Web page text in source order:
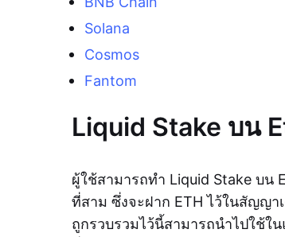
Solana
Cosmos
Fantom
Liquid Stake บน
ผู้ใช้สามารถทำ Liquid Stake บน
ที่สาม ซึ่งจะฝาก ETH ไว้ในสัญญ
ถูกรวบรวมไว้นี้สามารถนำไปใช้ใ